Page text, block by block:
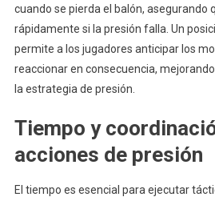
cuando se pierda el balón, asegurando
rápidamente si la presión falla. Un
permite a los jugadores anticipar los
reaccionar en consecuencia,
la estrategia de presión.
Tiempo y
acciones de presión
El tiempo es esencial para ejecutar